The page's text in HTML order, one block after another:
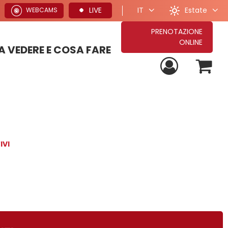
WEBCAMS LIVE IT Estate
VEDERE E COSA FARE
PRENOTAZIONE
ONLINE